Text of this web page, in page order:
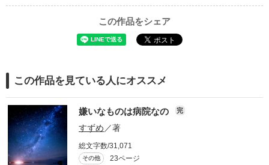
8年後も16年後も32年後も愛してる!!
この作品をシェア
この作品を見ている人にオススメ
嫌いなものは病院なの 完
すずめ／著
総文字数/31,071
その他 23ページ